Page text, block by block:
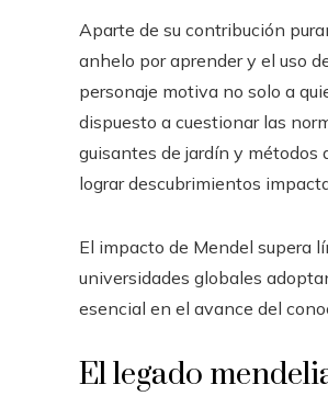
Aparte de su contribución
anhelo por aprender y el uso
personaje motiva no solo a
dispuesto a cuestionar las
guisantes de jardín y métodos
lograr descubrimientos
El impacto de Mendel supera
universidades globales
esencial en el avance del
El legado